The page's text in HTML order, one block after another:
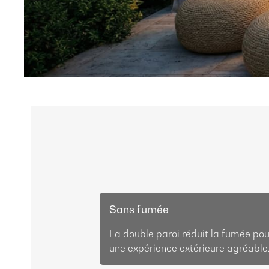
Sans fumée
La double paroi réduit la fumée
une expérience extérieure